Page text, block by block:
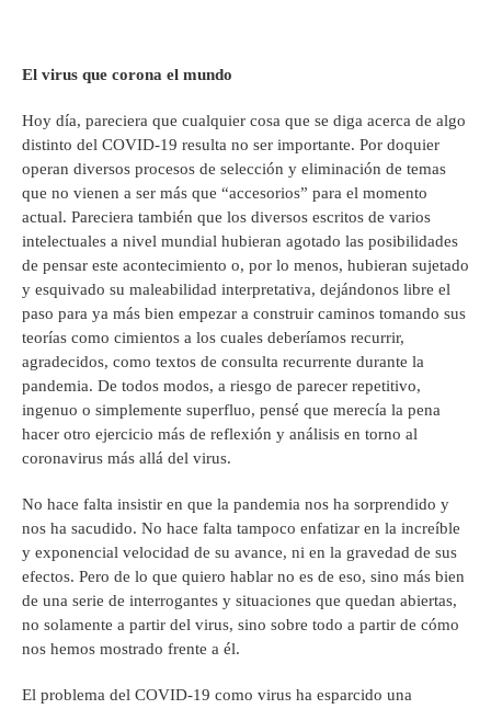
El virus que corona el mundo
Hoy día, pareciera que cualquier cosa que se diga acerca de algo
distinto del COVID-19 resulta no ser importante. Por doquier
operan diversos procesos de selección y eliminación de temas
que no vienen a ser más que “accesorios” para el momento
actual. Pareciera también que los diversos escritos de varios
intelectuales a nivel mundial hubieran agotado las posibilidades
de pensar este acontecimiento o, por lo menos, hubieran sujetado
y esquivado su maleabilidad interpretativa, dejándonos libre el
paso para ya más bien empezar a construir caminos tomando sus
teorías como cimientos a los cuales deberíamos recurrir,
agradecidos, como textos de consulta recurrente durante la
pandemia. De todos modos, a riesgo de parecer repetitivo,
ingenuo o simplemente superfluo, pensé que merecía la pena
hacer otro ejercicio más de reflexión y análisis en torno al
coronavirus más allá del virus.
No hace falta insistir en que la pandemia nos ha sorprendido y
nos ha sacudido. No hace falta tampoco enfatizar en la increíble
y exponencial velocidad de su avance, ni en la gravedad de sus
efectos. Pero de lo que quiero hablar no es de eso, sino más bien
de una serie de interrogantes y situaciones que quedan abiertas,
no solamente a partir del virus, sino sobre todo a partir de cómo
nos hemos mostrado frente a él.
El problema del COVID-19 como virus ha esparcido una